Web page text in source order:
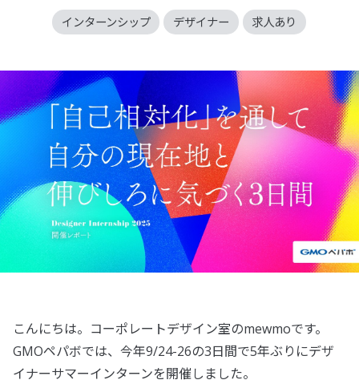
インターンシップ デザイナー 求人あり
こんにちは。コーポレートデザイン室のmewmoです。
GMOペパボでは、今年9/24-26の3日間で5年ぶりにデザ
イナーサマーインターンを開催しました。